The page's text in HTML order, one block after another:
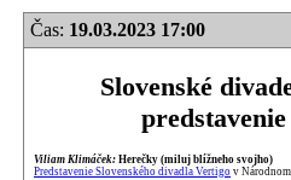
Čas: 19.03.2023 17:00
Slovenské
predstavenie
Viliam Klimáček: Herečky (miluj blížneho svojho)
Predstavenie Slovenského divadla Vertigo v